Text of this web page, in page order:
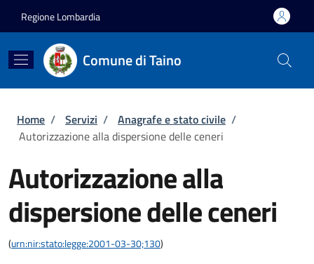
Regione Lombardia
Comune di Taino
Briciole di pane
Home / Servizi / Anagrafe e stato civile /
Autorizzazione alla dispersione delle ceneri
Autorizzazione alla
dispersione delle ceneri
(urn:nir:stato:legge:2001-03-30;130)